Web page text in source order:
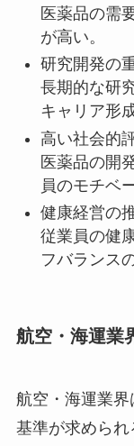
医薬品の需
が高い。
研究開発の
長期的な研
キャリア形
高い社会的
医薬品の開
員のモチベ
健康経営の
従業員の健
フバランス
航空・海運業
航空・海運業
基準が求められ